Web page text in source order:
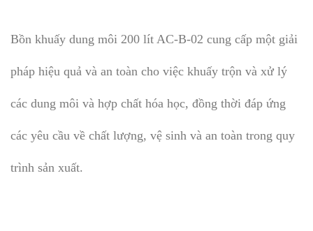
Bồn khuấy dung môi 200 lít AC-B-02 cung cấp một giải
pháp hiệu quả và an toàn cho việc khuấy trộn và xử lý
các dung môi và hợp chất hóa học, đồng thời đáp ứng
các yêu cầu về chất lượng, vệ sinh và an toàn trong quy
trình sản xuất.